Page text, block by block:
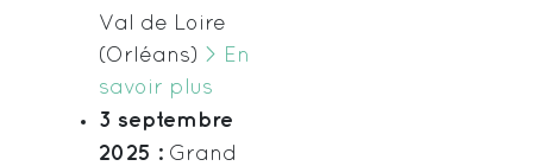
Val de Loire
(Orléans) > En
savoir plus
3 septembre
2025 : Grand